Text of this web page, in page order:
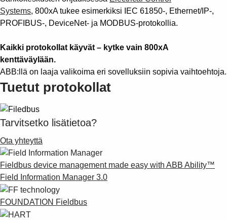
Suggestions
Products
Shopping list preview
0
Systems, 800xA tukee esimerkiksi IEC 61850-, Ethernet/IP-,
PROFIBUS-, DeviceNet- ja MODBUS-protokollia.
Kaikki protokollat käyvät – kytke vain 800xA
kenttäväylään.
ABB:llä on laaja valikoima eri sovelluksiin sopivia vaihtoehtoja.
Tuetut protokollat
Tarvitsetko lisätietoa?
Ota yhteyttä
Fieldbus device management made easy with ABB Ability™
Field Information Manager 3.0
FOUNDATION Fieldbus